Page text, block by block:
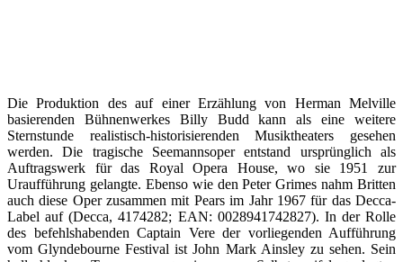
Die Produktion des auf einer Erzählung von Herman Melville
basierenden Bühnenwerkes Billy Budd kann als eine weitere
Sternstunde realistisch-historisierenden Musiktheaters gesehen
werden. Die tragische Seemannsoper entstand ursprünglich als
Auftragswerk für das Royal Opera House, wo sie 1951 zur
Uraufführung gelangte. Ebenso wie den Peter Grimes nahm Britten
auch diese Oper zusammen mit Pears im Jahr 1967 für das Decca-
Label auf (Decca, 4174282; EAN: 0028941742827). In der Rolle
des befehlshabenden Captain Vere der vorliegenden Aufführung
vom Glyndebourne Festival ist John Mark Ainsley zu sehen. Sein